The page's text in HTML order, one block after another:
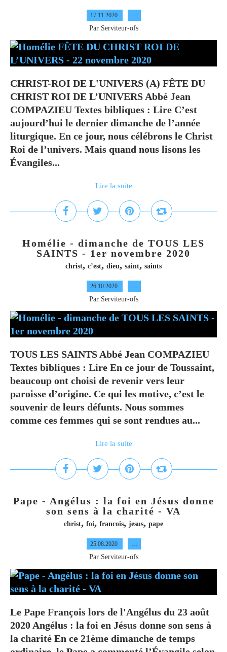
17.11.2020 …
Par Serviteur-ofs
CHRIST-ROI DE L'UNIVERS (A) FÊTE DU
CHRIST ROI DE L’UNIVERS Abbé Jean
COMPAZIEU Textes bibliques : Lire C’est
aujourd’hui le dernier dimanche de l’année
liturgique. En ce jour, nous célébrons le Christ
Roi de l’univers. Mais quand nous lisons les
Évangiles...
Lire la suite
Homélie - dimanche de TOUS LES
SAINTS - 1er novembre 2020
christ, c’est, dieu, saint, saints
26.10.2020 …
Par Serviteur-ofs
TOUS LES SAINTS Abbé Jean COMPAZIEU
Textes bibliques : Lire En ce jour de Toussaint,
beaucoup ont choisi de revenir vers leur
paroisse d’origine. Ce qui les motive, c’est le
souvenir de leurs défunts. Nous sommes
comme ces femmes qui se sont rendues au...
Lire la suite
Pape - Angélus : la foi en Jésus donne
son sens à la charité - VA
christ, foi, francois, jesus, pape
25.08.2020 …
Par Serviteur-ofs
Le Pape François lors de l'Angélus du 23 août
2020 Angélus : la foi en Jésus donne son sens à
la charité En ce 21ème dimanche de temps